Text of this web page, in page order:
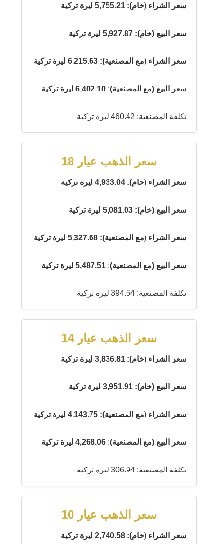
سعر الشراء (خام): 5,755.21 ليرة تركية
سعر البيع (خام): 5,927.87 ليرة تركية
سعر الشراء (مع المصنعية): 6,215.63 ليرة تركية
سعر البيع (مع المصنعية): 6,402.10 ليرة تركية
تكلفة المصنعية: 460.42 ليرة تركية
سعر الذهب عيار 18
سعر الشراء (خام): 4,933.04 ليرة تركية
سعر البيع (خام): 5,081.03 ليرة تركية
سعر الشراء (مع المصنعية): 5,327.68 ليرة تركية
سعر البيع (مع المصنعية): 5,487.51 ليرة تركية
تكلفة المصنعية: 394.64 ليرة تركية
سعر الذهب عيار 14
سعر الشراء (خام): 3,836.81 ليرة تركية
سعر البيع (خام): 3,951.91 ليرة تركية
سعر الشراء (مع المصنعية): 4,143.75 ليرة تركية
سعر البيع (مع المصنعية): 4,268.06 ليرة تركية
تكلفة المصنعية: 306.94 ليرة تركية
سعر الذهب عيار 10
سعر الشراء (خام): 2,740.58 ليرة تركية